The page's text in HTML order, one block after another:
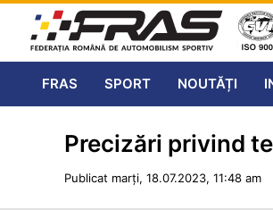
FRAS SPORT NOUTĂȚI
Precizări privind
Publicat marți, 18.07.2023, 11:48 am